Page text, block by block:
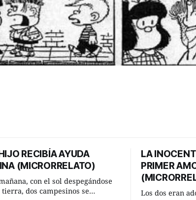
RECIBÍA AYUDA
(MICRORRELATO)
con el sol despegándose
tierra, dos campesinos se
LA
PRIMER
Los dos eran